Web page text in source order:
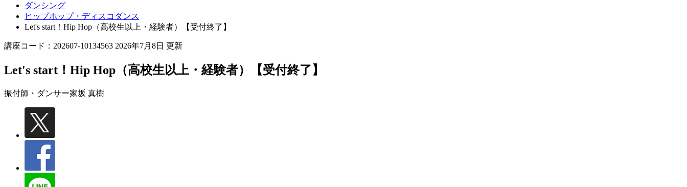
ダンシング
ヒップホップ・ディスコダンス
Let's start！Hip Hop（高校生以上・経験者）【受付終了】
講座コード：202607-10134563 2026年7月8日 更新
Let's start！Hip Hop（高校生以上・経験者）【受付終了】
振付師・ダンサー家坂 真樹